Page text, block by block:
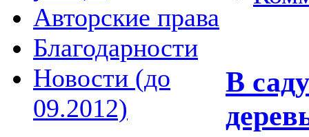
Авторские права
Благодарности
Новости (до
09.2012)
В